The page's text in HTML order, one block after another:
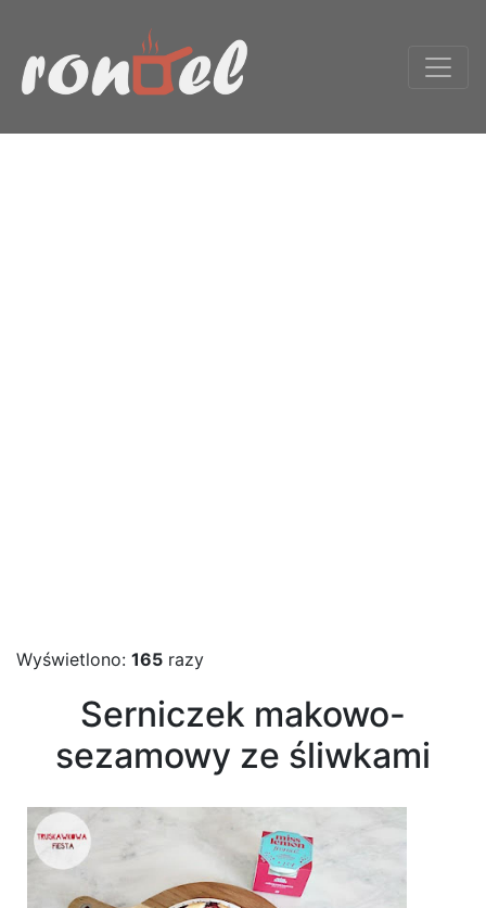
Wyświetlono: 165 razy
Serniczek makowo-
sezamowy ze śliwkami